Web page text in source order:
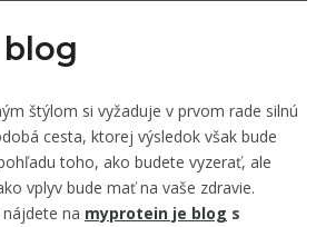
štýlom si vyžaduje v prvom rade silnú
cesta, ktorej výsledok však bude
toho, ako budete vyzerať, ale
vplyv bude mať na vaše zdravie.
na myprotein je blog s